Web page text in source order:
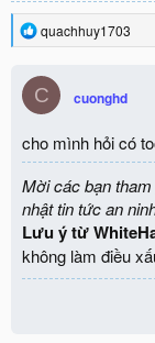
R
e
c
t
i
n
s
:
quachhuy1703
C cuonghd
cho mình hỏi có
Mời các bạn tham
nhật tin tức an
Lưu ý từ
không làm điều